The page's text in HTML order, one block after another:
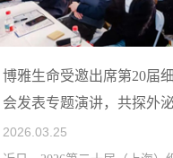
博雅生命受邀出席第20届
会发表专题演讲，共探外
发展
2026.03.25